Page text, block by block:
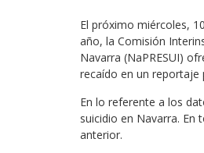
El próximo miércoles,
año, la Comisión
Navarra (NaPRESUI)
recaído en un reportaje
En lo referente a los
suicidio en Navarra. En
anterior.